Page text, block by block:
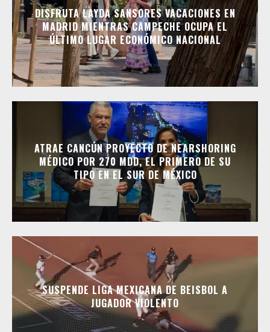
DISFRUTA LAYDA SANSORES VACACIONES EN
MADRID MIENTRAS CAMPECHE OCUPA EL
ÚLTIMO LUGAR ECONÓMICO NACIONAL
ATRAE CANCÚN PROYECTO DE NEARSHORING
MÉDICO POR 270 MDD, EL PRIMERO DE SU
TIPO EN EL SUR DE MÉXICO
SUSPENDE LIGA MEXICANA DE BEISBOL A
JUGADOR VIOLENTO